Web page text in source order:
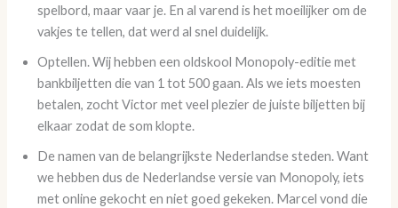
spelbord, maar vaar je. En al varend is het moeilijker om de
vakjes te tellen, dat werd al snel duidelijk.
Optellen. Wij hebben een oldskool Monopoly-editie met
bankbiljetten die van 1 tot 500 gaan. Als we iets moesten
betalen, zocht Victor met veel plezier de juiste biljetten bij
elkaar zodat de som klopte.
De namen van de belangrijkste Nederlandse steden. Want
we hebben dus de Nederlandse versie van Monopoly, iets
met online gekocht en niet goed gekeken. Marcel vond die